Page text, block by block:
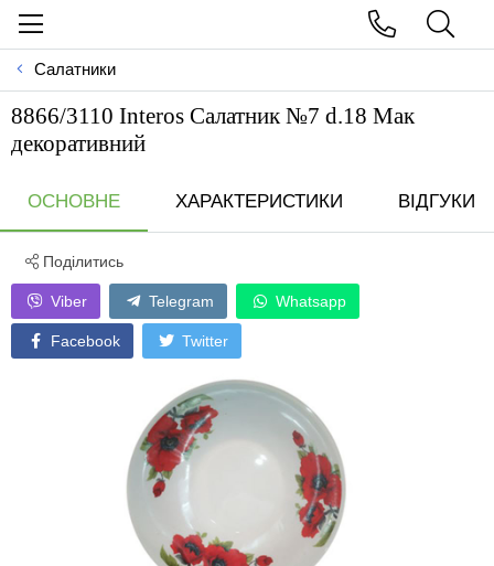
Салатники
8866/3110 Interos Салатник №7 d.18 Мак
декоративний
ОСНОВНЕ ХАРАКТЕРИСТИКИ ВІДГУКИ
Поділитись
Viber Telegram Whatsapp
Facebook Twitter